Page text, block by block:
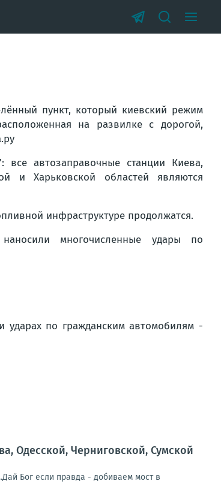
пункт, который киевский режим
на развилке с дорогой,
автозаправочные станции Киева,
и Харьковской областей являются
инфраструктуре продолжатся.
многочисленные удары по
ударах по гражданским автомобилям -
Одесской, Черниговской, Сумской
Бог если правда - добиваем мост в